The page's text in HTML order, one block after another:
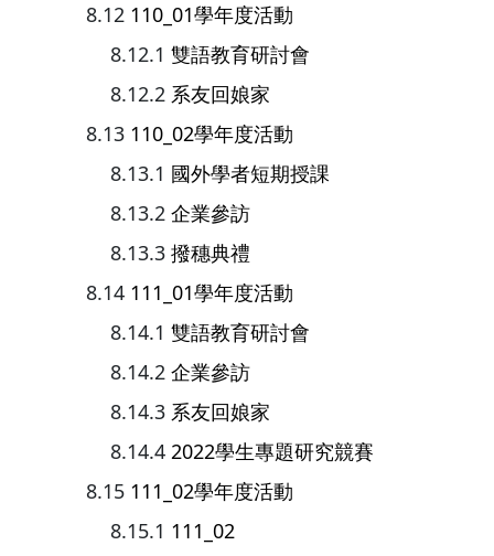
110_01學年度活動
雙語教育研討會
系友回娘家
110_02學年度活動
國外學者短期授課
企業參訪
撥穗典禮
111_01學年度活動
雙語教育研討會
企業參訪
系友回娘家
2022學生專題研究競賽
111_02學年度活動
111_02